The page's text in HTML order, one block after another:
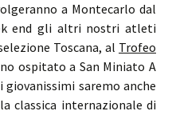
a Montecarlo dal
end gli altri nostri atleti
Toscana, al Trofeo
ospitato a San Miniato A
giovanissimi saremo anche
classica internazionale di